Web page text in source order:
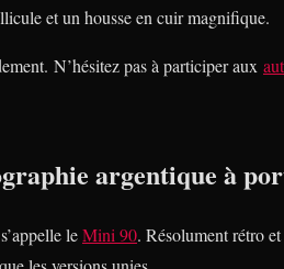
et un housse en cuir magnifique.
N’hésitez pas à participer aux
argentique à
leMini 90. Résolument rétro